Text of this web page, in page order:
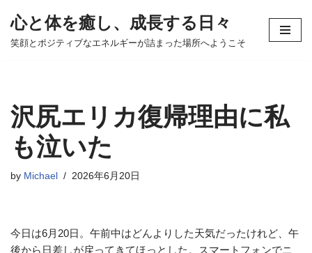
コ
ツ
へ
ス
キ
ッ
心と体を癒し、成長する日々
笑顔とポジティブなエネルギーが詰まった場所へようこそ
沢尻エリカ復帰理由に私
も泣いた
by Michael 2026年6月20日
今日は6月20日。午前中はどんよりした天気だったけれど、午
後から日差しが戻ってきてほっとした。スマートフォンでニ